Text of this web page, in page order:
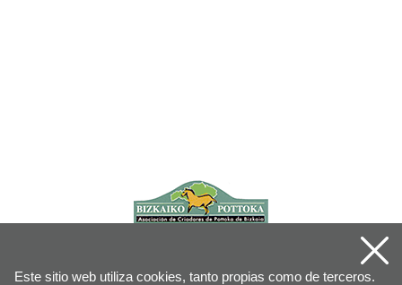
Este sitio web utiliza cookies, tanto propias como de terceros.